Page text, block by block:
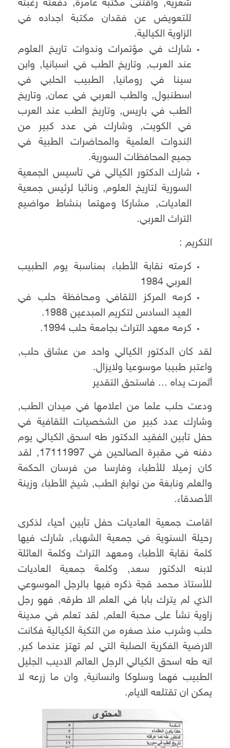
شعرية, واقتنى مكتبة عامرة, دفعته رغبته
للتعويض عن فقدان مكتبة اجداده في
الزاوية الكيالية.
شارك في مؤتمرات وندوات تاريخ العلوم
عند العرب, وتاريخ الطب في اسبانيا, وابن
سينا في رومانيا, الطبيب الحلبي في
اسطنبول, والطب العربي في عمان, وتاريخ
الطب في باريس, وتاريخ الطب عند العرب
في الكويت, وشارك في عدد كبير من
الندوات العلمية والمحاضرات الطبية في
جميع المحافظات السورية.
شارك الدكتور الكيالي في تأسيس الجمعية
السورية لتاريخ العلوم, ونائبا لرئيس جمعية
العاديات, مشاركا ومهتما بنشاط مواضيع
التراث العربي.
التكريم :
كرمته نقابة الأطباء بمناسبة يوم الطبيب
العربي 1984
كرمه المركز الثقافي ومحافظة حلب في
العيد السادس لتكريم المبدعين 1988.
كرمه معهد التراث بجامعة حلب 1994.
لقد كان الدكتور الكيالي واحد من عشاق حلب,
واعتبر طبيبا موسوعيا ولايزال.
أثمرت يداه ... فاستحق التقدير
ودعت حلب علما من اعلامها في ميدان الطب,
وشارك عدد كبير من الشخصيات الثقافية في
حفل تأبين الفقيد الدكتور طه اسحق الكيالي يوم
دفنه في مقبرة الصالحين في 17111997, لقد
كان زميلا للأطباء وفارسا من فرسان الحكمة
والعلم ونابغة من نوابغ الطب, شيخ الأطباء وزينة
الأصدقاء.
اقامت جمعية العاديات حفل تأبين أحياء لذكرى
رحيلة السنوية في جمعية الشهباء, شارك فيها
كلمة نقابة الأطباء ومعهد التراث وكلمة العائلة
لابنه الدكتور سعد, وكلمة جمعية العاديات
للأستاذ محمد قجة ذكره فيها بالرجل الموسوعي
الذي لم يترك بابا في العلم الا طرقه, فهو رجل
زاوية نشأ على محبة العلم, لقد تعلم في مدينة
حلب وشرب منذ صغره من التكية الكيالية فكانت
الارضية الفكرية الصلبة التي لم تهتز عندما كبر,
انه طه اسحق الكيالي الرجل العالم الاديب الجليل
الطبيب فهما وسلوكا وانسانية, وان ما زرعه لا
يمكن ان تقتلعه الايام.